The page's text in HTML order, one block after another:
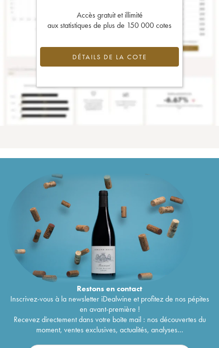
Accès gratuit et illimité
aux statistiques de plus de 150 000 cotes
DÉTAILS DE LA COTE
Restons encontact
Inscrivez-vous à la newsletter iDealwine et profitez de nos pépites
en avant-première !
Recevez directement dans votre boîte mail : nos découvertes du
moment, ventes exclusives, actualités, analyses...